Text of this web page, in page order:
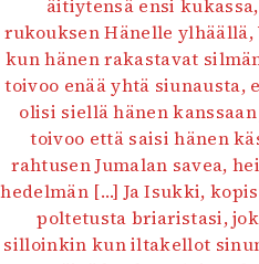
äitiytensä ensi
rukouksen Hänelle ylhäällä,
kun hänen rakastavat
toivoo enää yhtä siunausta,
olisi siellä hänen
toivoo että saisi hänen
rahtusen Jumalan savea,
hedelmän […] Ja Isukki,
poltetusta briaristasi,
silloinkin kun iltakellot